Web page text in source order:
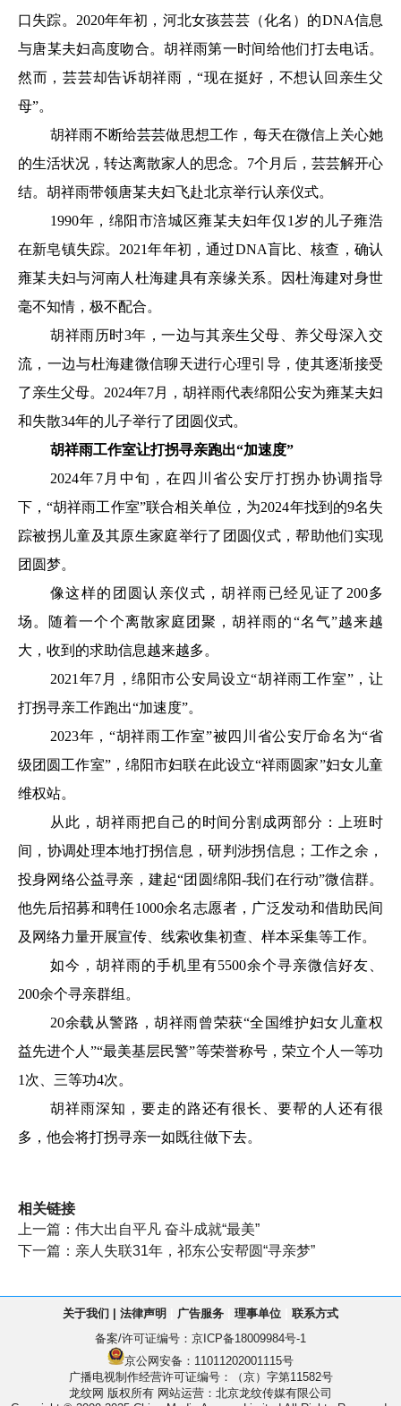
口失踪。2020年年初，河北女孩芸芸（化名）的DNA信息
与唐某夫妇高度吻合。胡祥雨第一时间给他们打去电话。
然而，芸芸却告诉胡祥雨，“现在挺好，不想认回亲生父
母”。
胡祥雨不断给芸芸做思想工作，每天在微信上关心她
的生活状况，转达离散家人的思念。7个月后，芸芸解开心
结。胡祥雨带领唐某夫妇飞赴北京举行认亲仪式。
1990年，绵阳市涪城区雍某夫妇年仅1岁的儿子雍浩
在新皂镇失踪。2021年年初，通过DNA盲比、核查，确认
雍某夫妇与河南人杜海建具有亲缘关系。因杜海建对身世
毫不知情，极不配合。
胡祥雨历时3年，一边与其亲生父母、养父母深入交
流，一边与杜海建微信聊天进行心理引导，使其逐渐接受
了亲生父母。2024年7月，胡祥雨代表绵阳公安为雍某夫妇
和失散34年的儿子举行了团圆仪式。
胡祥雨工作室让打拐寻亲跑出“加速度”
2024年7月中旬，在四川省公安厅打拐办协调指导
下，“胡祥雨工作室”联合相关单位，为2024年找到的9名失
踪被拐儿童及其原生家庭举行了团圆仪式，帮助他们实现
团圆梦。
像这样的团圆认亲仪式，胡祥雨已经见证了200多
场。随着一个个离散家庭团聚，胡祥雨的“名气”越来越
大，收到的求助信息越来越多。
2021年7月，绵阳市公安局设立“胡祥雨工作室”，让
打拐寻亲工作跑出“加速度”。
2023年，“胡祥雨工作室”被四川省公安厅命名为“省
级团圆工作室”，绵阳市妇联在此设立“祥雨圆家”妇女儿童
维权站。
从此，胡祥雨把自己的时间分割成两部分：上班时
间，协调处理本地打拐信息，研判涉拐信息；工作之余，
投身网络公益寻亲，建起“团圆绵阳-我们在行动”微信群。
他先后招募和聘任1000余名志愿者，广泛发动和借助民间
及网络力量开展宣传、线索收集初查、样本采集等工作。
如今，胡祥雨的手机里有5500余个寻亲微信好友、
200余个寻亲群组。
20余载从警路，胡祥雨曾荣获“全国维护妇女儿童权
益先进个人”“最美基层民警”等荣誉称号，荣立个人一等功
1次、三等功4次。
胡祥雨深知，要走的路还有很长、要帮的人还有很
多，他会将打拐寻亲一如既往做下去。
相关链接
上一篇： 伟大出自平凡 奋斗成就“最美”
下一篇： 亲人失联31年，祁东公安帮圆“寻亲梦”
关于我们 法律声明 广告服务 理事单位
联系方式
备案/许可证编号： 京ICP备18009984号-1
京公网安备：11011202001115号
广播电视制作经营许可证编号：（京）字第11582号
龙纹网 版权所有 网站运营：北京龙纹传媒有限公司